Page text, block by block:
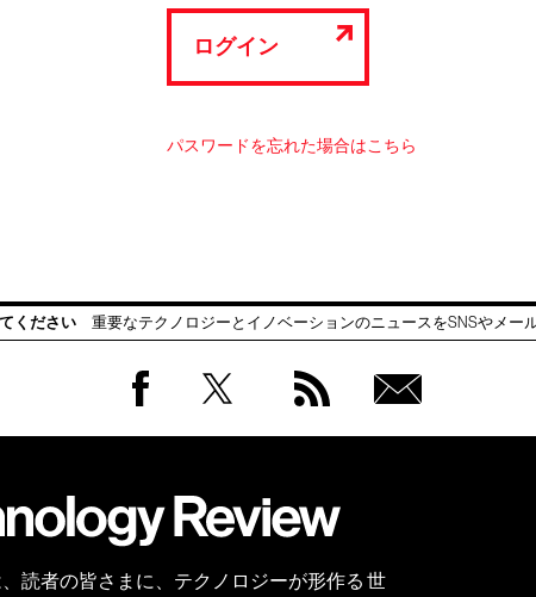
ログイン
パスワードを忘れた場合はこちら
ください 重要なテクノロジーとイノベーションのニュースをSNSやメー
会員
、読者の皆さまに、テクノロジーが形作る 世